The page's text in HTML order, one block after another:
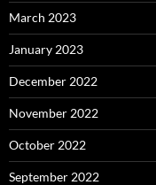
March 2023
January 2023
December 2022
November 2022
October 2022
September 2022